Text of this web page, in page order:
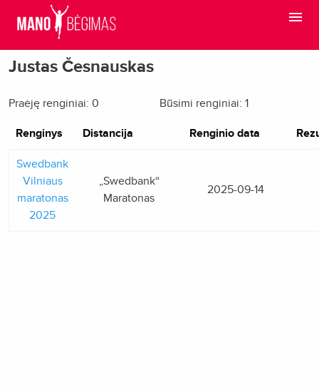
Justas Česnauskas
Praėję renginiai: 0 Būsimi renginiai: 1
Renginys Distancija Renginio data
Swedbank
Vilniaus
maratonas
2025
„Swedbank“
Maratonas
2025-09-14